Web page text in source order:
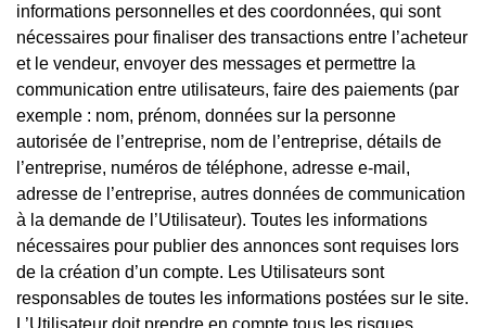
informations personnelles et des coordonnées, qui sont
nécessaires pour finaliser des transactions entre l’acheteur
et le vendeur, envoyer des messages et permettre la
communication entre utilisateurs, faire des paiements (par
exemple : nom, prénom, données sur la personne
autorisée de l’entreprise, nom de l’entreprise, détails de
l’entreprise, numéros de téléphone, adresse e-mail,
adresse de l’entreprise, autres données de communication
à la demande de l’Utilisateur). Toutes les informations
nécessaires pour publier des annonces sont requises lors
de la création d’un compte. Les Utilisateurs sont
responsables de toutes les informations postées sur le site.
L’Utilisateur doit prendre en compte tous les risques